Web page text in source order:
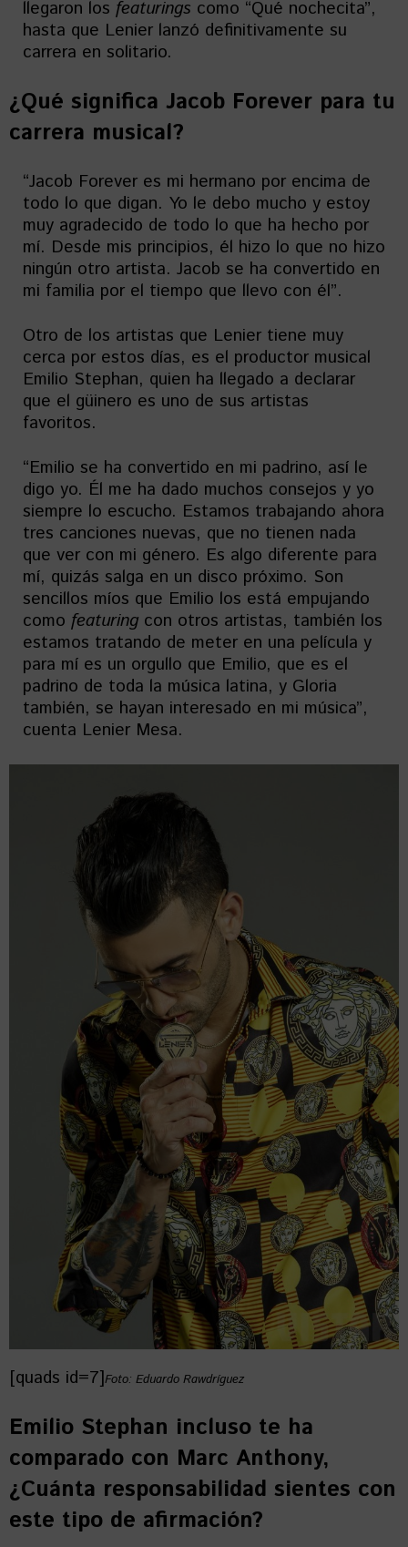
llegaron los featurings como “Qué nochecita”,
hasta que Lenier lanzó definitivamente su
carrera en solitario.
¿Qué significa Jacob Forever para tu
carrera musical?
“Jacob Forever es mi hermano por encima de
todo lo que digan. Yo le debo mucho y estoy
muy agradecido de todo lo que ha hecho por
mí. Desde mis principios, él hizo lo que no hizo
ningún otro artista. Jacob se ha convertido en
mi familia por el tiempo que llevo con él”.
Otro de los artistas que Lenier tiene muy
cerca por estos días, es el productor musical
Emilio Stephan, quien ha llegado a declarar
que el güinero es uno de sus artistas
favoritos.
“Emilio se ha convertido en mi padrino, así le
digo yo. Él me ha dado muchos consejos y yo
siempre lo escucho. Estamos trabajando ahora
tres canciones nuevas, que no tienen nada
que ver con mi género. Es algo diferente para
mí, quizás salga en un disco próximo. Son
sencillos míos que Emilio los está empujando
como featuring con otros artistas, también los
estamos tratando de meter en una película y
para mí es un orgullo que Emilio, que es el
padrino de toda la música latina, y Gloria
también, se hayan interesado en mi música”,
cuenta Lenier Mesa.
[quads id=7]Foto: Eduardo Rawdríguez
Emilio Stephan incluso te ha
comparado con Marc Anthony,
¿Cuánta responsabilidad sientes con
este tipo de afirmación?